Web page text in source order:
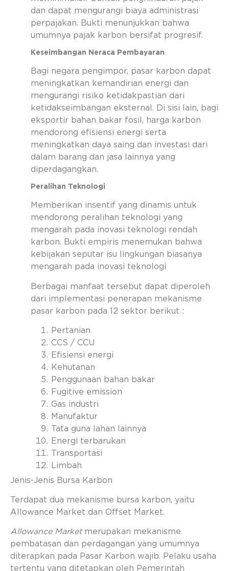
dan dapat mengurangi biaya administrasi
perpajakan. Bukti menunjukkan bahwa
umumnya pajak karbon bersifat progresif.
Keseimbangan Neraca Pembayaran
Bagi negara pengimpor, pasar karbon dapat
meningkatkan kemandirian energi dan
mengurangi risiko ketidakpastian dari
ketidakseimbangan eksternal. Di sisi lain, bagi
eksportir bahan bakar fosil, harga karbon
mendorong efisiensi energi serta
meningkatkan daya saing dan investasi dari
dalam barang dan jasa lainnya yang
diperdagangkan.
Peralihan Teknologi
Memberikan insentif yang dinamis untuk
mendorong peralihan teknologi yang
mengarah pada inovasi teknologi rendah
karbon. Bukti empiris menemukan bahwa
kebijakan seputar isu lingkungan biasanya
mengarah pada inovasi teknologi
Berbagai manfaat tersebut dapat diperoleh
dari implementasi penerapan mekanisme
pasar karbon pada 12 sektor berikut :
Pertanian
CCS / CCU
Efisiensi energi
Kehutanan
Penggunaan bahan bakar
Fugitive emission
Gas industri
Manufaktur
Tata guna lahan lainnya
Energi terbarukan
Transportasi
Limbah
Jenis-Jenis Bursa Karbon
Terdapat dua mekanisme bursa karbon, yaitu
Allowance Market dan Offset Market.
Allowance Marketmerupakan mekanisme
pembatasan dan perdagangan yang umumnya
diterapkan pada Pasar Karbon wajib. Pelaku usaha
tertentu yang ditetapkan oleh Pemerintah